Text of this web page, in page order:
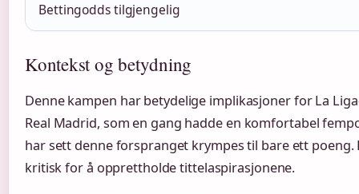
Bettingodds tilgjengelig
Kontekst og betydning
Denne kampen har betydelige implikasjoner for La
Real Madrid, som en gang hadde en komfortabel
har sett denne forspranget krympes til bare ett poeng.
kritisk for å opprettholde tittelaspirasjonene.